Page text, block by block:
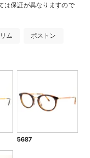
は保証が異なりますので
ム ボストン
5687